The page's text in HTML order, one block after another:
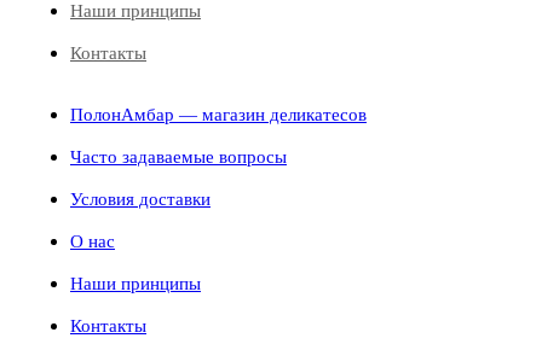
Наши принципы
Контакты
ПолонАмбар — магазин деликатесов
Часто задаваемые вопросы
Условия доставки
О нас
Наши принципы
Контакты